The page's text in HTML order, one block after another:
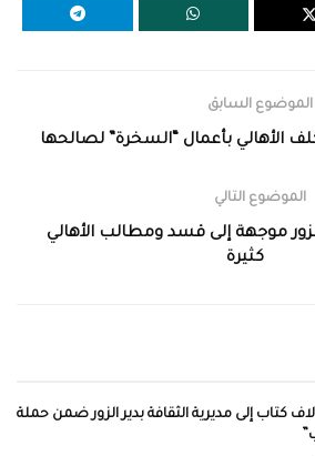
الموضوع السابق
الأهالي بأعمال “السخرة” لصالحها
الموضوع التالي
موجهة إلى قسد ومطالب الأهالي
كثيرة
4 آلاف كتاب إلى مديرية الثقافة بدير الزور ضمن حملة